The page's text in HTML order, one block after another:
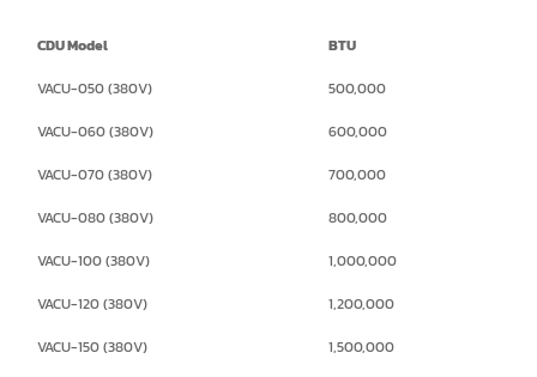
CDU Model
BTU
VACU-050 (380V)
500,000
VACU-060 (380V)
600,000
VACU-070 (380V)
700,000
VACU-080 (380V)
800,000
VACU-100 (380V)
1,000,000
VACU-120 (380V)
1,200,000
VACU-150 (380V)
1,500,000